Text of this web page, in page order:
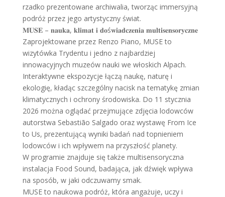
rzadko prezentowane archiwalia, tworząc immersyjną
podróż przez jego artystyczny świat.
𝐌𝐔𝐒𝐄 – 𝐧𝐚𝐮𝐤𝐚, 𝐤𝐥𝐢𝐦𝐚𝐭 𝐢 𝐝𝐨ś𝐰𝐢𝐚𝐝𝐜𝐳𝐞𝐧𝐢𝐚 𝐦𝐮𝐥𝐭𝐢𝐬𝐞𝐧𝐬𝐨𝐫𝐲𝐜𝐳𝐧𝐞
Zaprojektowane przez Renzo Piano, MUSE to
wizytówka Trydentu i jedno z najbardziej
innowacyjnych muzeów nauki we włoskich Alpach.
Interaktywne ekspozycje łączą naukę, naturę i
ekologię, kładąc szczególny nacisk na tematykę zmian
klimatycznych i ochrony środowiska. Do 11 stycznia
2026 można oglądać przejmujące zdjęcia lodowców
autorstwa Sebastião Salgado oraz wystawę From Ice
to Us, prezentującą wyniki badań nad topnieniem
lodowców i ich wpływem na przyszłość planety.
W programie znajduje się także multisensoryczna
instalacja Food Sound, badająca, jak dźwięk wpływa
na sposób, w jaki odczuwamy smak.
MUSE to naukowa podróż, która angażuje, uczy i